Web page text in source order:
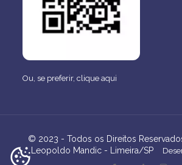
Ou, se preferir, clique aqui
© 2023 - Todos os Direitos
Leopoldo Mandic - Limeira/SP